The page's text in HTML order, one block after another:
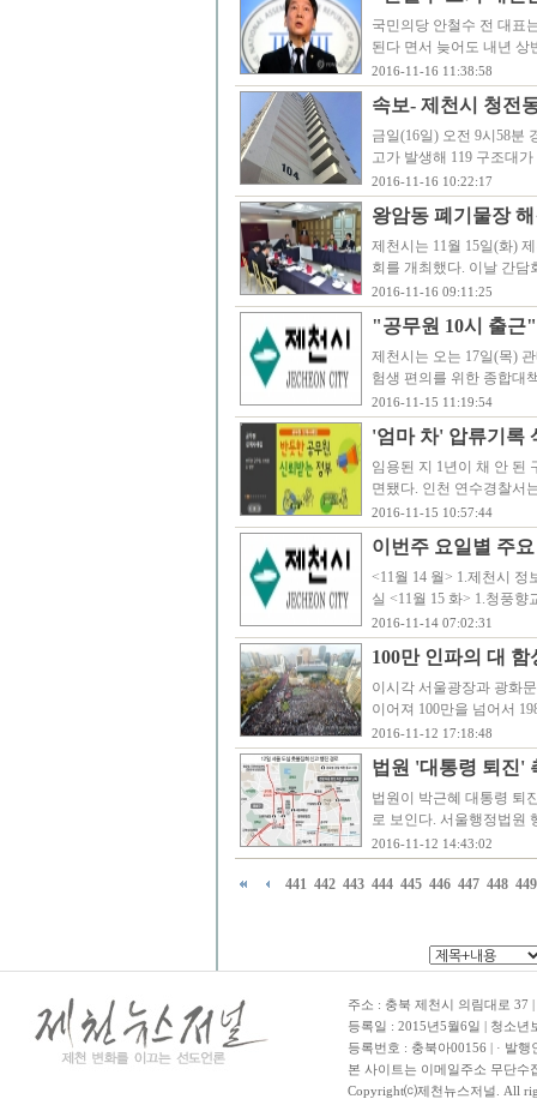
국민의당 안철수 전 대표
된다 면서 늦어도 내년
2016-11-16 11:38:58
속보- 제천시 청전
금일(16일) 오전 9시58분
고가 발생해 119 구조대
2016-11-16 10:22:17
왕암동 폐기물장
제천시는 11월 15일(화)
회를 개최했다. 이날 간
2016-11-16 09:11:25
"공무원 10시 출근
제천시는 오는 17일(목)
험생 편의를 위한 종합대
2016-11-15 11:19:54
'엄마 차' 압류기록
임용된 지 1년이 채 안 된
면됐다. 인천 연수경찰서
2016-11-15 10:57:44
이번주 요일별 주
<11월 14 월> 1.제천시 정
실 <11월 15 화> 1.청풍
2016-11-14 07:02:31
100만 인파의 대
이시각 서울광장과 광화
이어져 100만을 넘어서
2016-11-12 17:18:48
법원 '대통령 퇴진'
법원이 박근혜 대통령 퇴
로 보인다. 서울행정법원
2016-11-12 14:43:02
441 442 443 444 445 446 447 448 449
주소 : 충북 제천시 의림대로 37
등록일 : 2015년5월6일 | 청소
등록번호 : 충북아00156 | · 발
본 사이트는 이메일주소 무단수
Copyright⒞제천뉴스저널. All